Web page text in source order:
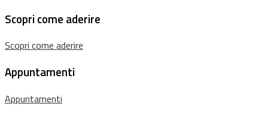
Scopri come aderire
Scopri come aderire
Appuntamenti
Appuntamenti